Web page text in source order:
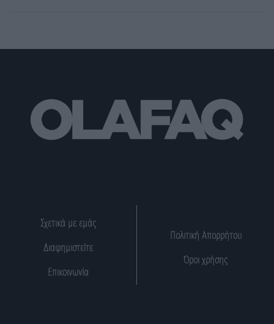
Σχετικά με εμάς
Διαφημιστείτε
Επικοινωνία
Πολιτική Απορρήτου
Όροι χρήσης